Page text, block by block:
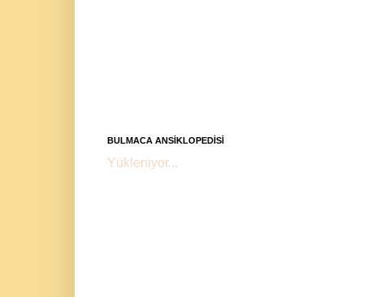
BULMACA ANSİKLOPEDİSİ
Yükleniyor...